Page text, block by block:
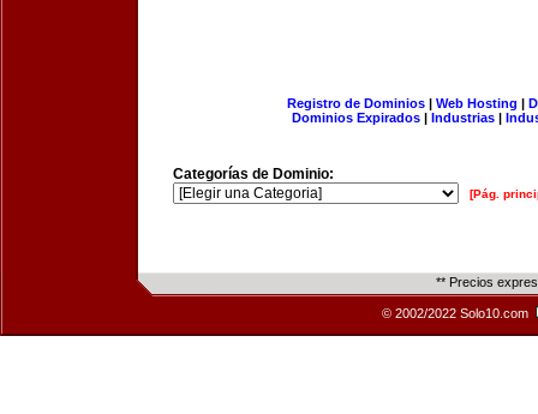
Registro de Dominios| Web Hosting |
Dominios Expirados | Industrias |
Categorías de Dominio:
[Pág.
** Precios
© 2002/2022 Solo10.com